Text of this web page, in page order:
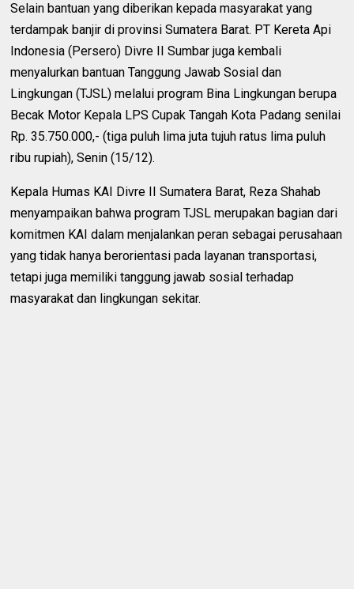
Selain bantuan yang diberikan kepada masyarakat yang
terdampak banjir di provinsi Sumatera Barat. PT Kereta Api
Indonesia (Persero) Divre II Sumbar juga kembali
menyalurkan bantuan Tanggung Jawab Sosial dan
Lingkungan (TJSL) melalui program Bina Lingkungan berupa
Becak Motor Kepala LPS Cupak Tangah Kota Padang senilai
Rp. 35.750.000,- (tiga puluh lima juta tujuh ratus lima puluh
ribu rupiah), Senin (15/12).
Kepala Humas KAI Divre II Sumatera Barat, Reza Shahab
menyampaikan bahwa program TJSL merupakan bagian dari
komitmen KAI dalam menjalankan peran sebagai perusahaan
yang tidak hanya berorientasi pada layanan transportasi,
tetapi juga memiliki tanggung jawab sosial terhadap
masyarakat dan lingkungan sekitar.